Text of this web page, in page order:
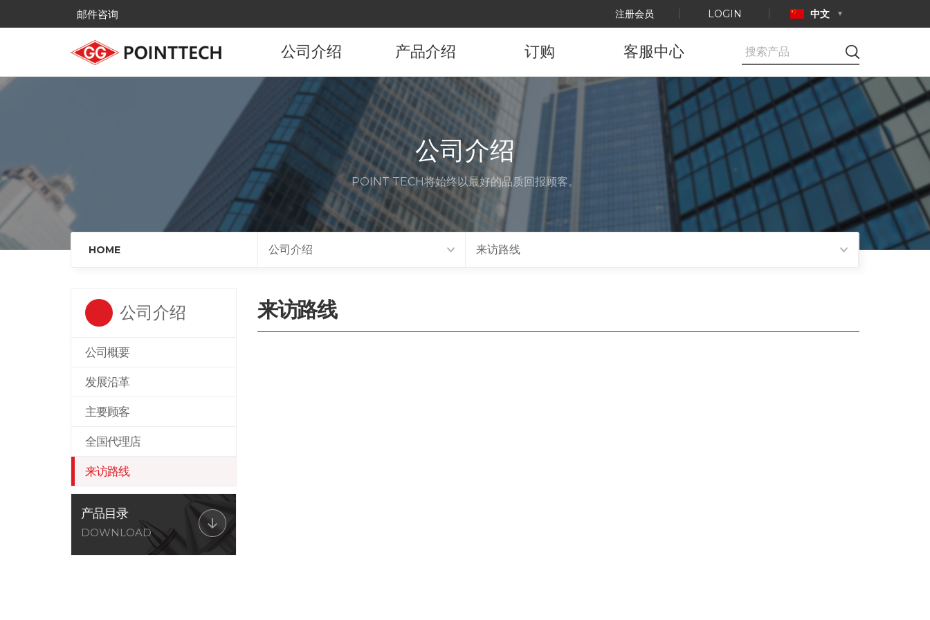
邮件咨询 注册会员 LOGIN 中文
公司介绍
公司概要
发展沿革
主要顾客
全国代理店
来访路线
产品介绍
产品资讯
订购
订购产品
客服中心
公告事项
E-mail咨询
产品认证
公司介绍
POINT TECH将始终以最好的品质回报顾客。
HOME 公司介绍 来访路线
公司介绍
公司概要
发展沿革
主要顾客
全国代理店
来访路线
产品目录
DOWNLOAD
来访路线